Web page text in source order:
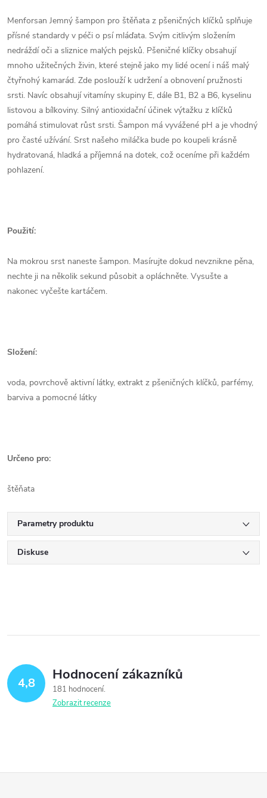
Menforsan Jemný šampon pro štěňata z pšeničných klíčků splňuje
přísné standardy v péči o psí mláďata. Svým citlivým složením
nedráždí oči a sliznice malých pejsků. Pšeničné klíčky obsahují
mnoho užitečných živin, které stejně jako my lidé ocení i náš malý
čtyřnohý kamarád. Zde poslouží k udržení a obnovení pružnosti
srsti. Navíc obsahují vitamíny skupiny E, dále B1, B2 a B6, kyselinu
listovou a bílkoviny. Silný antioxidační účinek výtažku z klíčků
pomáhá stimulovat růst srsti. Šampon má vyvážené pH a je vhodný
pro časté užívání. Srst našeho miláčka bude po koupeli krásně
hydratovaná, hladká a příjemná na dotek, což oceníme při každém
pohlazení.
Použití:
Na mokrou srst naneste šampon. Masírujte dokud nevznikne pěna,
nechte ji na několik sekund působit a opláchněte. Vysušte a
nakonec vyčešte kartáčem.
Složení:
voda, povrchově aktivní látky, extrakt z pšeničných klíčků, parfémy,
barviva a pomocné látky
Určeno pro:
štěňata
Parametry produktu
Diskuse
4,8 Hodnocení zákazníků
181 hodnocení
Zobrazit recenze